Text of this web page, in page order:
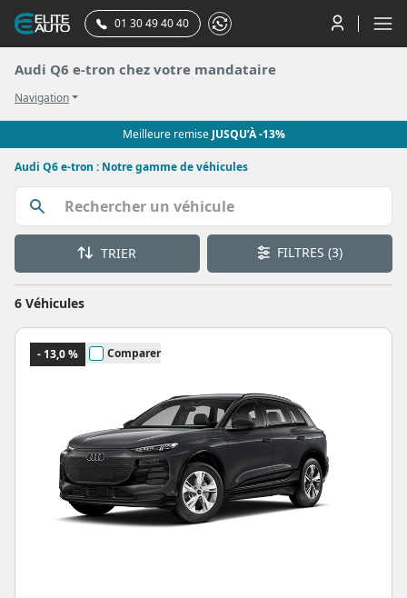
01 30 49 40 40
Audi Q6 e-tron chez votre mandataire
Navigation
Meilleure remise JUSQU’À -13%
Audi Q6 e-tron : Notre gamme de véhicules
TRIER FILTRES(3)
6 Véhicules
- 13,0 % Comparer